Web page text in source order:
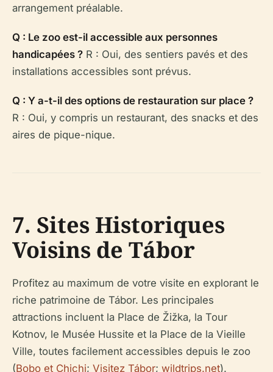
arrangement préalable.
Q : Le zoo est-il accessible aux personnes
handicapées ? R : Oui, des sentiers pavés et des
installations accessibles sont prévus.
Q : Y a-t-il des options de restauration sur place ?
R : Oui, y compris un restaurant, des snacks et des
aires de pique-nique.
7. Sites Historiques
Voisins de Tábor
Profitez au maximum de votre visite en explorant le
riche patrimoine de Tábor. Les principales
attractions incluent la Place de Žižka, la Tour
Kotnov, le Musée Hussite et la Place de la Vieille
Ville, toutes facilement accessibles depuis le zoo
(Bobo et Chichi; Visitez Tábor; wildtrips.net).